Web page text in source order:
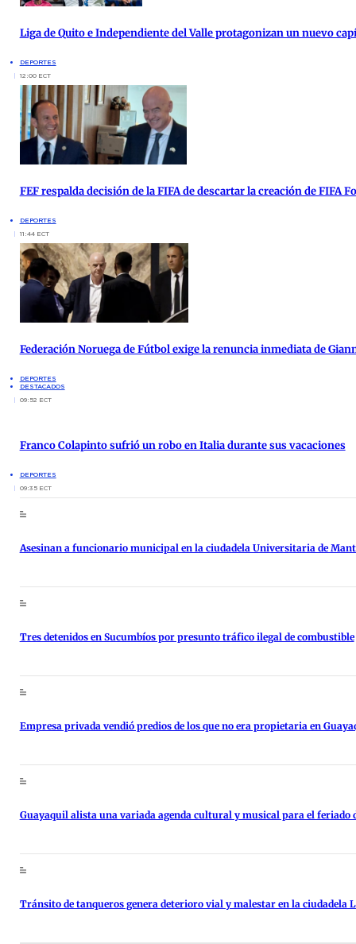
Liga de Quito e Independiente del Valle protagonizan un nuevo
DEPORTES
12:00 ECT
FEF respalda decisión de la FIFA de descartar la creación de FIFA
DEPORTES
11:44 ECT
Federación Noruega de Fútbol exige la renuncia inmediata de
DEPORTES
DESTACADOS
09:52 ECT
Franco Colapinto sufrió un robo en Italia durante sus vacaciones
DEPORTES
09:35 ECT
Asesinan a funcionario municipal en la ciudadela Universitaria de
Tres detenidos en Sucumbíos por presunto tráfico ilegal de combustible
Empresa privada vendió predios de los que no era propietaria en
Guayaquil alista una variada agenda cultural y musical para el feriado
Tránsito de tanqueros genera deterioro vial y malestar en la ciudadela